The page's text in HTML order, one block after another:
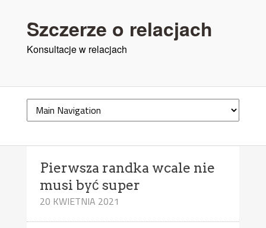
Szczerze o relacjach
Konsultacje w relacjach
Pierwsza randka wcale nie
musi być super
20 KWIETNIA 2021